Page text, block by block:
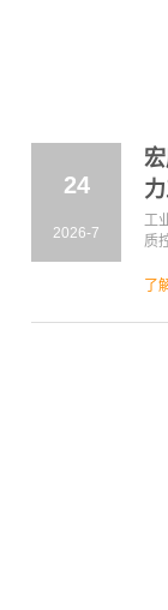
24
2026-7
工
质
传
产
了